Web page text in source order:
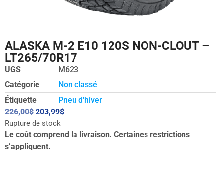
ALASKA M-2 E10 120S NON-CLOUT –
LT265/70R17
UGS
M623
Catégorie
Non classé
Étiquette
Pneu d'hiver
226,00$ 203,99$
Rupture de stock
Le coût comprend la livraison. Certaines restrictions
s’appliquent.